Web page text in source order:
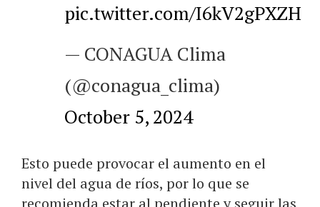
pic.twitter.com/I6kV2gPXZH
— CONAGUA Clima
(@conagua_clima)
October 5, 2024
Esto puede provocar el aumento en el
nivel del agua de ríos, por lo que se